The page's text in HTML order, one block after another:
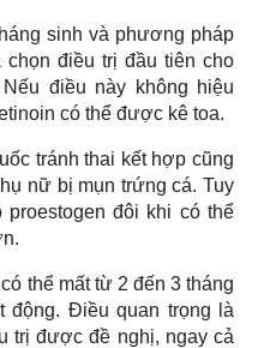
sinh và phương pháp
điều trị đầu tiên cho
điều này không hiệu
có thể được kê toa.
tránh thai kết hợp cũng
nữ bị mụn trứng cá. Tuy
proestogen đôi khi có thể
thể mất từ 2 đến 3 tháng
động. Điều quan trọng là
trị được đề nghị, ngay cả